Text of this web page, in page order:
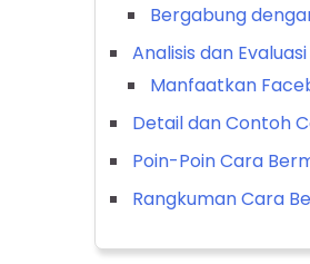
Bergabung
Analisis dan
Manfaatkan
Detail dan Contoh
Poin-Poin Cara
Rangkuman Cara